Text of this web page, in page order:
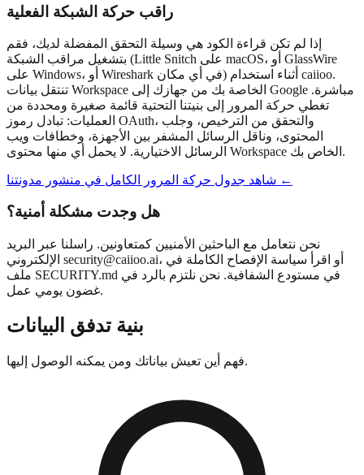
راقب حركة الشبكة الفعلية
إذا لم تكن قراءة الكود هي وسيلة التحقق المفضلة لديك، فقم
بتشغيل مراقب الشبكة (Little Snitch على macOS، أو GlassWire
على Windows، أو Wireshark في أي مكان) أثناء استخدام caiioo.
تنتقل بيانات Workspace الخاصة بك من جهازك إلى Google مباشرة.
تغطي حركة المرور إلى بنيتنا التحتية قائمة صغيرة ومحددة من
العمليات: تبادل رموز OAuth، والتحقق من الترخيص، وجلب
المحتوى، وناقل الرسائل المشفر بين الأجهزة، وخطافات ويب
الرسائل الاختيارية. لا يحمل أي منها محتوى Workspace الخاص بك.
شاهد جدول حركة المرور الكامل في منشور مدونتنا ←
هل وجدت مشكلة أمنية؟
نحن نتعامل مع الباحثين الأمنيين كمتعاونين. راسلنا عبر البريد
security@caiioo.ai، أو اقرأ سياسة الإفصاح الكاملة في
ملف SECURITY.md في مستودع الشفافية. نحن نلتزم بالرد في
غضون يومي عمل.
بنية تدفق البيانات
فهم أين تعيش بياناتك ومن يمكنه الوصول إليها.